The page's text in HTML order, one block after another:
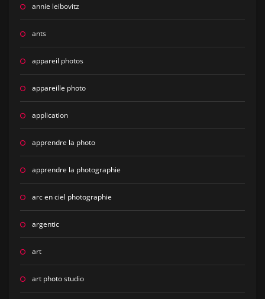
annie leibovitz
ants
appareil photos
appareille photo
application
apprendre la photo
apprendre la photographie
arc en ciel photographie
argentic
art
art photo studio